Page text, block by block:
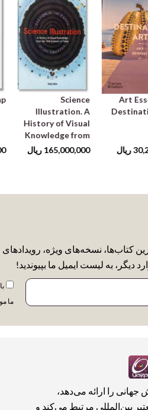
Art
ریال
Science
Illustration. A
History of Visual
Knowledge from
the 15th Century
165,000,000 ریال
کتاب‌ها، نسخه‌های ویژه، رویدادهای
دیگر، به لیست ایمیل ما بپیوندید!
ما
از سال ۲۰۱۰ دانش جهانی را ارائه می‌دهد،
بین‌المللی مرتبط می‌کند و